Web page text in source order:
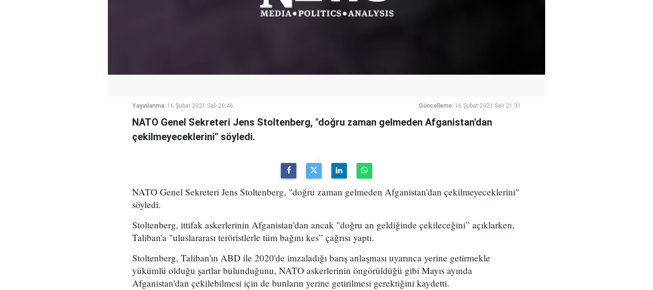
Yayınlanma: 16 Şubat 2021 Salı 20:46 Güncelleme: 16 Şubat 2021 Salı 21:31
NATO Genel Sekreteri Jens Stoltenberg, "doğru zaman gelmeden Afganistan'dan
çekilmeyeceklerini" söyledi.
NATO Genel Sekreteri Jens Stoltenberg, "doğru zaman gelmeden Afganistan'dan çekilmeyeceklerini"
söyledi.
Stoltenberg, ittifak askerlerinin Afganistan'dan ancak "doğru an geldiğinde çekileceğini” açıklarken,
Taliban'a "uluslararası teröristlerle tüm bağını kes” çağrısı yaptı.
Stoltenberg, Taliban'ın ABD ile 2020'de imzaladığı barış anlaşması uyarınca yerine getirmekle
yükümlü olduğu şartlar bulunduğunu, NATO askerlerinin öngörüldüğü gibi Mayıs ayında
Afganistan'dan çekilebilmesi için de bunların yerine getirilmesi gerektiğini kaydetti.